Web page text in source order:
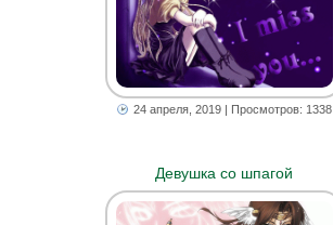
24 апреля, 2019| Просмотров: 1338
Девушка со шпагой